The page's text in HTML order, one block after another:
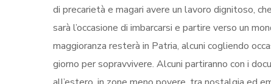
di precarietà e magari avere un lavoro dignitoso,
sarà l’occasione di imbarcarsi e partire verso un
maggioranza resterà in Patria, alcuni cogliendo
giorno per sopravvivere. Alcuni partiranno con i